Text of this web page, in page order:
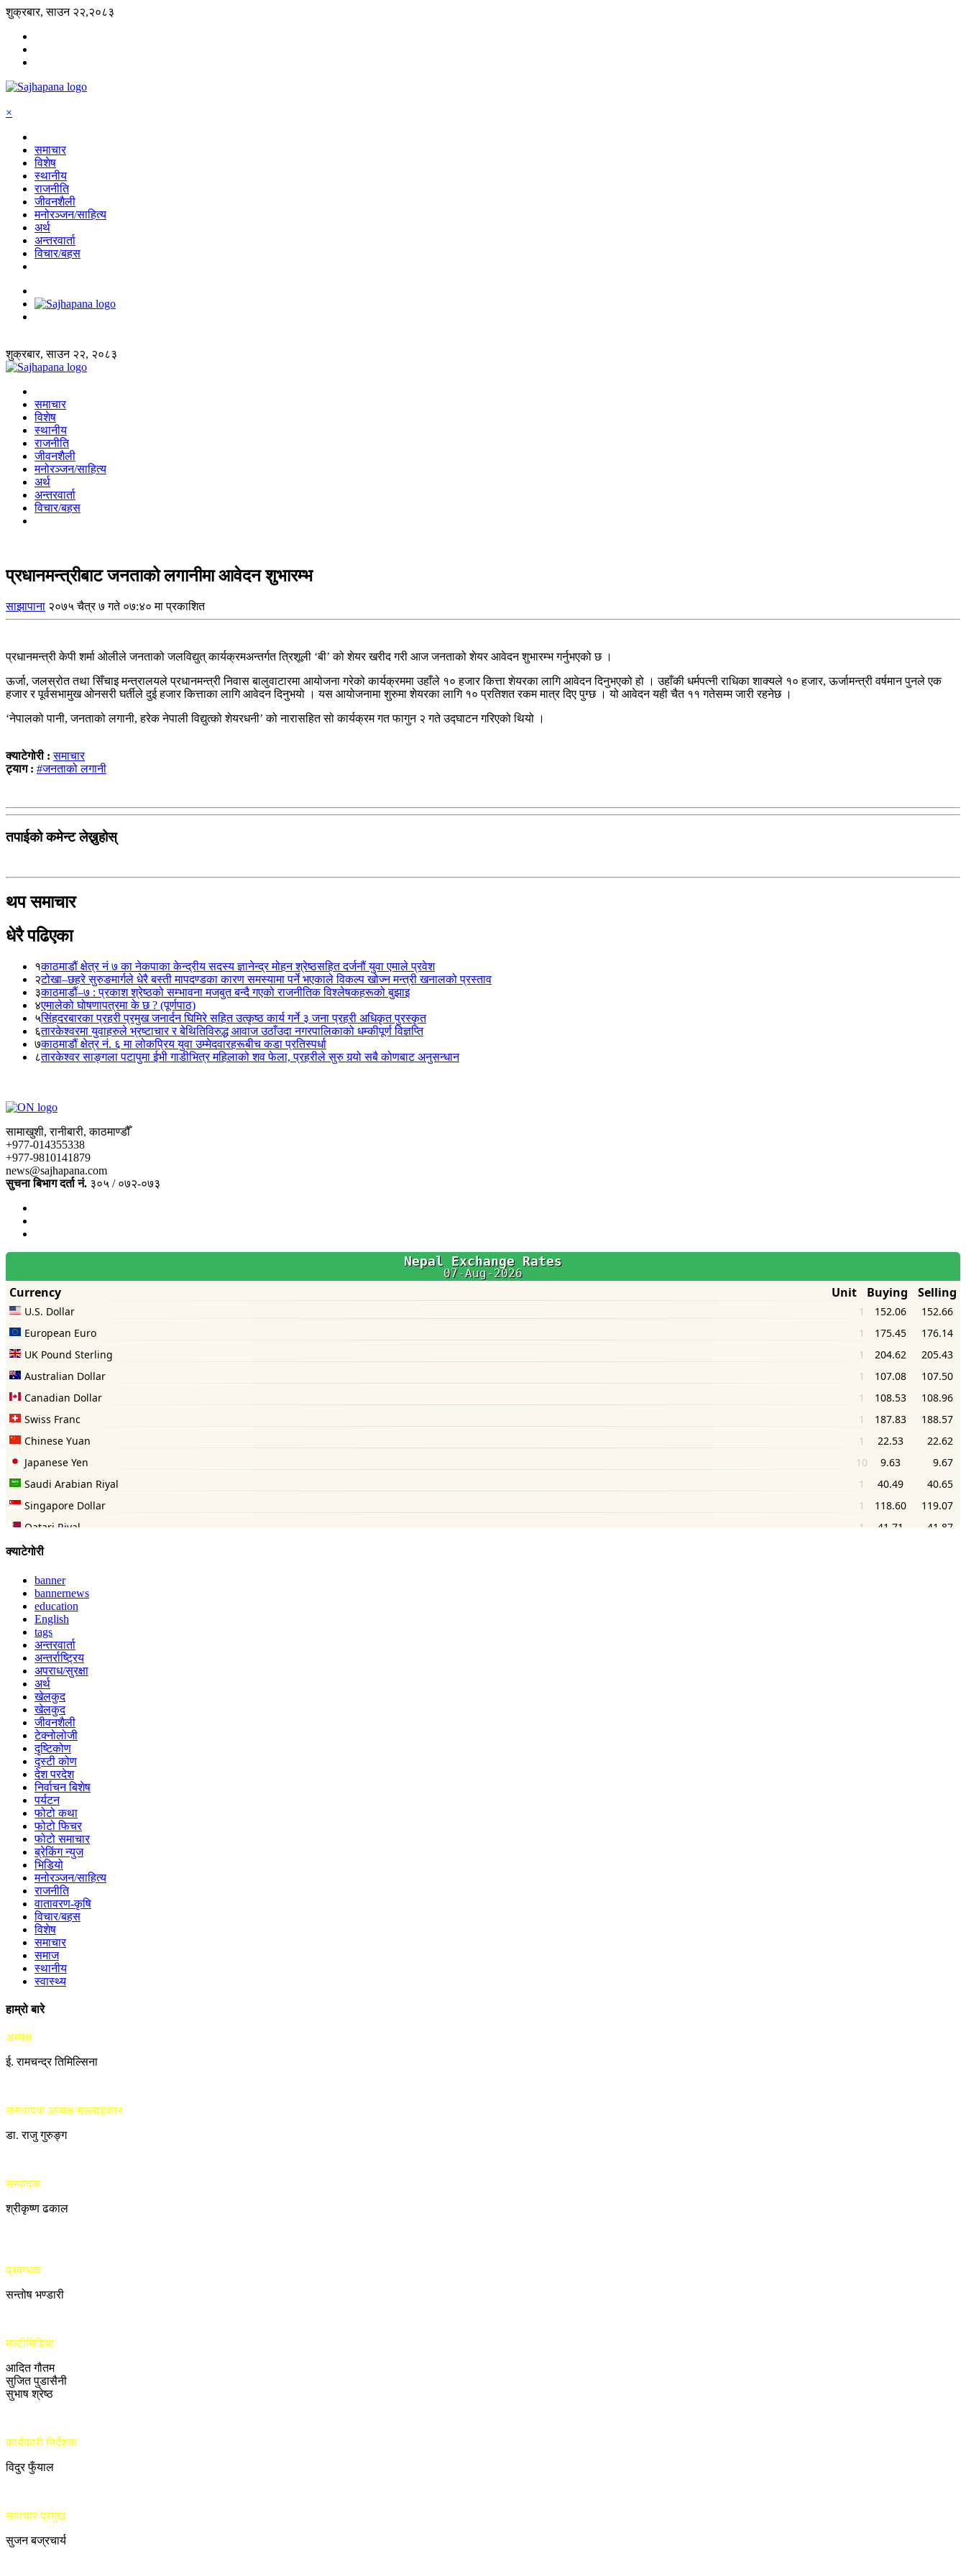
शुक्रबार, साउन २२,२०८३
×
समाचार
विशेष
स्थानीय
राजनीति
जीवनशैली
मनोरञ्जन/साहित्य
अर्थ
अन्तरवार्ता
विचार/बहस
शुक्रबार, साउन २२, २०८३
समाचार
विशेष
स्थानीय
राजनीति
जीवनशैली
मनोरञ्जन/साहित्य
अर्थ
अन्तरवार्ता
विचार/बहस
प्रधानमन्त्रीबाट जनताको लगानीमा आवेदन शुभारम्भ
साझापाना २०७५ चैत्र ७ गते ०७:४० मा प्रकाशित
प्रधानमन्त्री केपी शर्मा ओलीले जनताको जलविद्युत् कार्यक्रमअन्तर्गत त्रिशूली ‘बी’ को शेयर खरीद गरी आज जनताको शेयर आवेदन शुभारम्भ गर्नुभएको छ ।
ऊर्जा, जलस्रोत तथा सिँचाइ मन्त्रालयले प्रधानमन्त्री निवास बालुवाटारमा आयोजना गरेको कार्यक्रममा उहाँले १० हजार कित्ता शेयरका लागि आवेदन दिनुभएको हो । उहाँकी धर्मपत्नी राधिका शाक्यले १० हजार, ऊर्जामन्त्री वर्षमान पुनले एक
हजार र पूर्वसभामुख ओनसरी घर्तीले दुई हजार कित्ताका लागि आवेदन दिनुभयो । यस आयोजनामा शुरुमा शेयरका लागि १० प्रतिशत रकम मात्र दिए पुग्छ । यो आवेदन यही चैत ११ गतेसम्म जारी रहनेछ ।
‘नेपालको पानी, जनताको लगानी, हरेक नेपाली विद्युत्को शेयरधनी’ को नारासहित सो कार्यक्रम गत फागुन २ गते उद्घाटन गरिएको थियो ।
क्याटेगोरी :समाचार
ट्याग : #जनताको लगानी
तपाईको कमेन्ट लेख्नुहोस्
थप समाचार
धेरै पढिएका
१काठमाडौं क्षेत्र नं ७ का नेकपाका केन्द्रीय सदस्य ज्ञानेन्द्र मोहन श्रेष्ठसहित दर्जनौं युवा एमाले प्रवेश
२टोखा–छहरे सुरुङमार्गले धेरै बस्ती मापदण्डका कारण समस्यामा पर्ने भएकाले विकल्प खोज्न मन्त्री खनालको प्रस्ताव
३काठमाडौं–७ : प्रकाश श्रेष्ठको सम्भावना मजबुत बन्दै गएको राजनीतिक विश्लेषकहरूको बुझाइ
४एमालेको घोषणापत्रमा के छ ? (पूर्णपाठ)
५सिंहदरबारका प्रहरी प्रमुख जनार्दन घिमिरे सहित उत्कृष्ठ कार्य गर्ने ३ जना प्रहरी अधिकृत पुरस्कृत
६तारकेश्वरमा युवाहरुले भ्रष्टाचार र बेथितिविरुद्ध आवाज उठाँउदा नगरपालिकाको धम्कीपूर्ण विज्ञप्ति
७काठमाडौं क्षेत्र नं. ६ मा लोकप्रिय युवा उम्मेदवारहरूबीच कडा प्रतिस्पर्धा
८तारकेश्वर साङ्गला पटापुमा ईभी गाडीभित्र महिलाको शव फेला, प्रहरीले सुरु गर्‍यो सबै कोणबाट अनुसन्धान
सामाखुशी, रानीबारी, काठमाण्डौँ
+977-014355338
+977-9810141879
news@sajhapana.com
सुचना बिभाग दर्ता नं. ३०५ / ०७२-०७३
क्याटेगोरी
banner
bannernews
education
English
tags
अन्तरवार्ता
अन्तर्राष्ट्रिय
अपराध/सुरक्षा
अर्थ
खेलकुद
खेलकुद
जीवनशैली
टेक्नोलोजी
दृष्टिकोण
दृस्टी कोण
देश परदेश
निर्वाचन बिशेष
पर्यटन
फोटो कथा
फोटो फिचर
फोटो समाचार
ब्रेकिंग न्युज
भिडियो
मनोरञ्जन/साहित्य
राजनीति
वातावरण-कृषि
विचार/बहस
विशेष
समाचार
समाज
स्थानीय
स्वास्थ्य
हाम्रो बारे
अध्यक्ष
ई. रामचन्द्र तिमिल्सिना
संस्थापक अध्यक्ष/सल्लाहकार
डा. राजु गुरुङ्ग
सम्पादक
श्रीकृष्ण ढकाल
प्रबन्धक
सन्तोष भण्डारी
मल्टीमिडिया
आदित गौतम
सुजित पुडासैनी
सुभाष श्रेष्ठ
कार्यकारी निर्देशक
विदुर फुँयाल
समाचार प्रमुख
सुजन बज्रचार्य